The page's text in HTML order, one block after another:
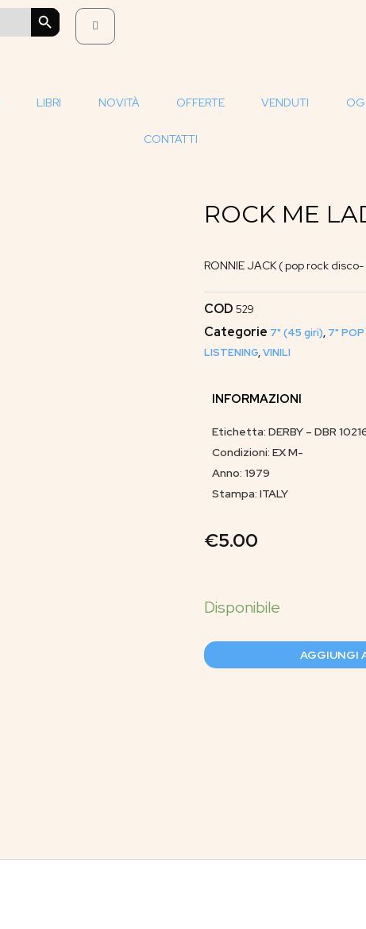
SEARCH BUTTON
LIBRI NOVITÀ OFFERTE VENDUTI
CONTATTI
ROCK ME
RONNIE JACK ( pop rock
COD 529
Categorie 7" (45 giri), 7" POP
LISTENING,VINILI
INFORMAZIONI
Etichetta: DERBY – DBR
Condizioni: EX M-
Anno: 1979
Stampa: ITALY
€5.00
AGGIUNGI